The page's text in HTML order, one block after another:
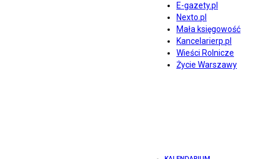
E-gazety.pl
Nexto.pl
Mała księgowość
Kancelarierp.pl
Wieści Rolnicze
Życie Warszawy